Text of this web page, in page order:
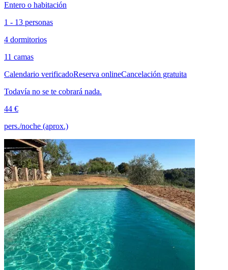
Entero o habitación
1 - 13 personas
4 dormitorios
11 camas
Calendario verificadoReserva onlineCancelación gratuita
Todavía no se te cobrará nada.
44 €
pers./noche (aprox.)